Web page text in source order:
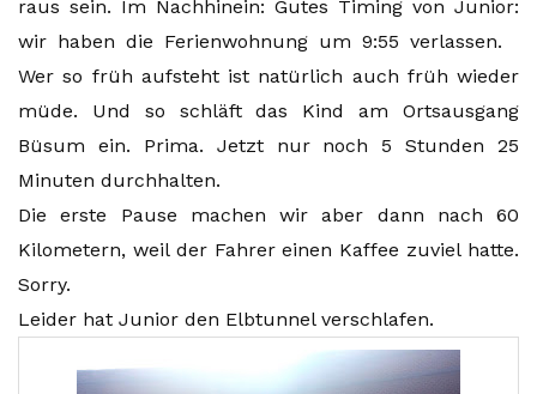
raus sein. Im Nachhinein: Gutes Timing von Junior:
wir haben die Ferienwohnung um 9:55 verlassen.
Wer so früh aufsteht ist natürlich auch früh wieder
müde. Und so schläft das Kind am Ortsausgang
Büsum ein. Prima. Jetzt nur noch 5 Stunden 25
Minuten durchhalten.
Die erste Pause machen wir aber dann nach 60
Kilometern, weil der Fahrer einen Kaffee zuviel hatte.
Sorry.
Leider hat Junior den Elbtunnel verschlafen.